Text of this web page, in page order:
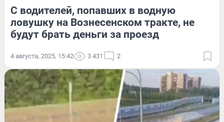
С водителей, попавших в водную
ловушку на Вознесенском тракте, не
будут брать деньги за проезд
4 августа, 2025, 15:42 3 431 2